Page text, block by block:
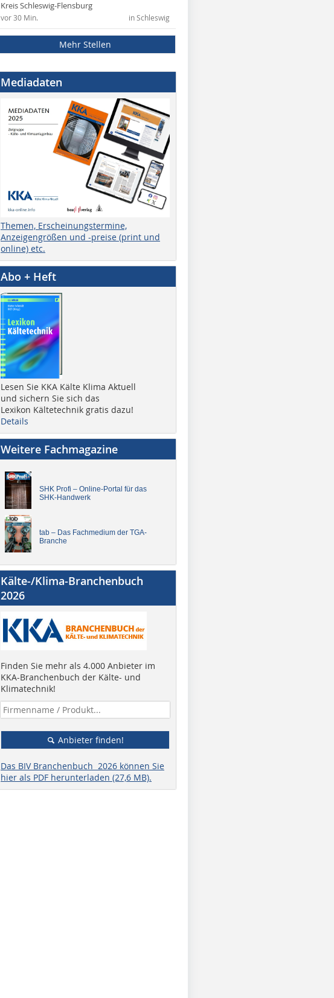
Kreis Schleswig-Flensburg
in Schleswig
vor 30 Min.
Mehr Stellen
Mediadaten
Themen, Erscheinungstermine,
Anzeigengrößen und -preise (print und
online) etc.
Abo + Heft
Lesen Sie KKA Kälte Klima Aktuell
und sichern Sie sich das
Lexikon Kältetechnik gratis dazu!
Details
Weitere Fachmagazine
SHK Profi – Online-Portal für das
SHK-Handwerk
tab – Das Fachmedium der TGA-
Branche
Kälte-/Klima-Branchenbuch
2026
Finden Sie mehr als 4.000 Anbieter im
KKA-Branchenbuch der Kälte- und
Klimatechnik!
Anbieter finden!
Das BIV Branchenbuch 2026 können Sie
hier als PDF herunterladen (27,6 MB).